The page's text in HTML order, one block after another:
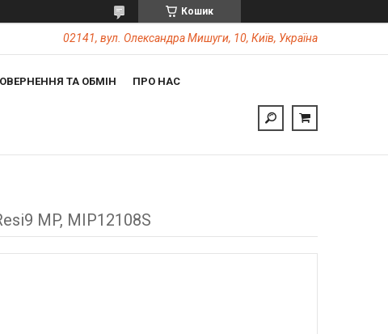
Кошик
02141, вул. Олександра Мишуги, 10, Київ, Україна
ТА ОБМІН ПРО НАС
MP, MIP12108S